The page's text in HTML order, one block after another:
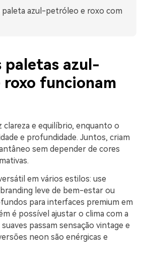
paleta azul-petróleo e roxo com
paletas azul-
funcionam
e equilíbrio, enquanto o
e profundidade. Juntos, criam
sem depender de cores
em vários estilos: use
leve de bem-estar ou
para interfaces premium em
é possível ajustar o clima com a
passam sensação vintage e
neon são enérgicas e